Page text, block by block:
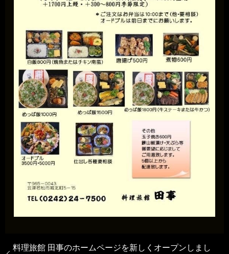
料理旅館 田事のホームページを新しくオープンしまし